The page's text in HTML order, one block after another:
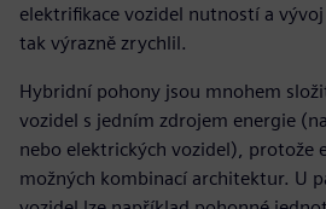
elektrifikace vozidel nutností a
tak výrazně zrychlil.
Hybridní pohony jsou mnohem
vozidel s jedním zdrojem energie
nebo elektrických vozidel), protože
možných kombinací architektur. U